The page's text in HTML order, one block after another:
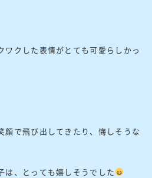
ワクした表情がとても可愛らしかっ
顔で飛び出してきたり、悔しそうな
は、とっても嬉しそうでした